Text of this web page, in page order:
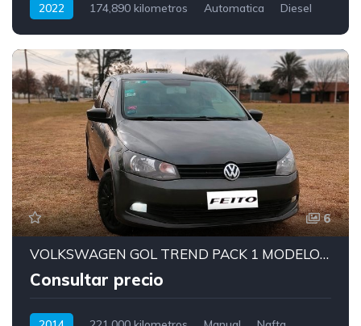
2022 174,890 kilometros Automatica Diesel
6
VOLKSWAGEN GOL TREND PACK 1 MODELO 2014 CON MOTOR 1.6
Consultar precio